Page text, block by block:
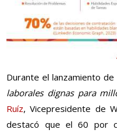
Durante el lanzamiento de
laborales dignas para
Ruíz, Vicepresidente de
destacó que el 60 por